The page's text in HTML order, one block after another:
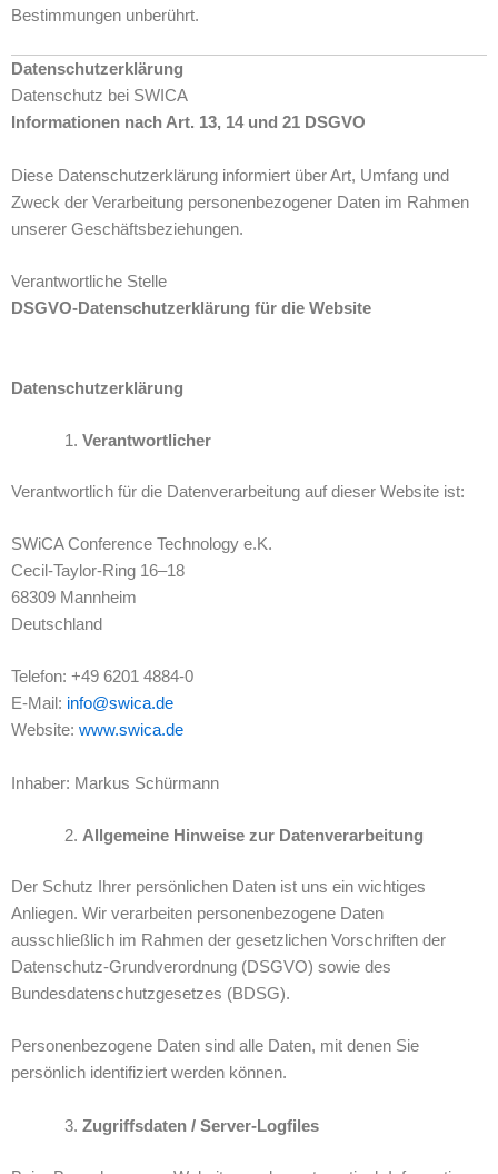
Bestimmungen unberührt.
Datenschutzerklärung
Datenschutz bei SWICA
Informationen nach Art. 13, 14 und 21 DSGVO
Diese Datenschutzerklärung informiert über Art, Umfang und
Zweck der Verarbeitung personenbezogener Daten im Rahmen
unserer Geschäftsbeziehungen.
Verantwortliche Stelle
DSGVO-Datenschutzerklärung für die Website
Datenschutzerklärung
Verantwortlicher
Verantwortlich für die Datenverarbeitung auf dieser Website ist:
SWiCA Conference Technology e.K.
Cecil-Taylor-Ring 16–18
68309 Mannheim
Deutschland
Telefon: +49 6201 4884-0
E-Mail: info@swica.de
Website: www.swica.de
Inhaber: Markus Schürmann
Allgemeine Hinweise zur Datenverarbeitung
Der Schutz Ihrer persönlichen Daten ist uns ein wichtiges
Anliegen. Wir verarbeiten personenbezogene Daten
ausschließlich im Rahmen der gesetzlichen Vorschriften der
Datenschutz-Grundverordnung (DSGVO) sowie des
Bundesdatenschutzgesetzes (BDSG).
Personenbezogene Daten sind alle Daten, mit denen Sie
persönlich identifiziert werden können.
Zugriffsdaten / Server-Logfiles